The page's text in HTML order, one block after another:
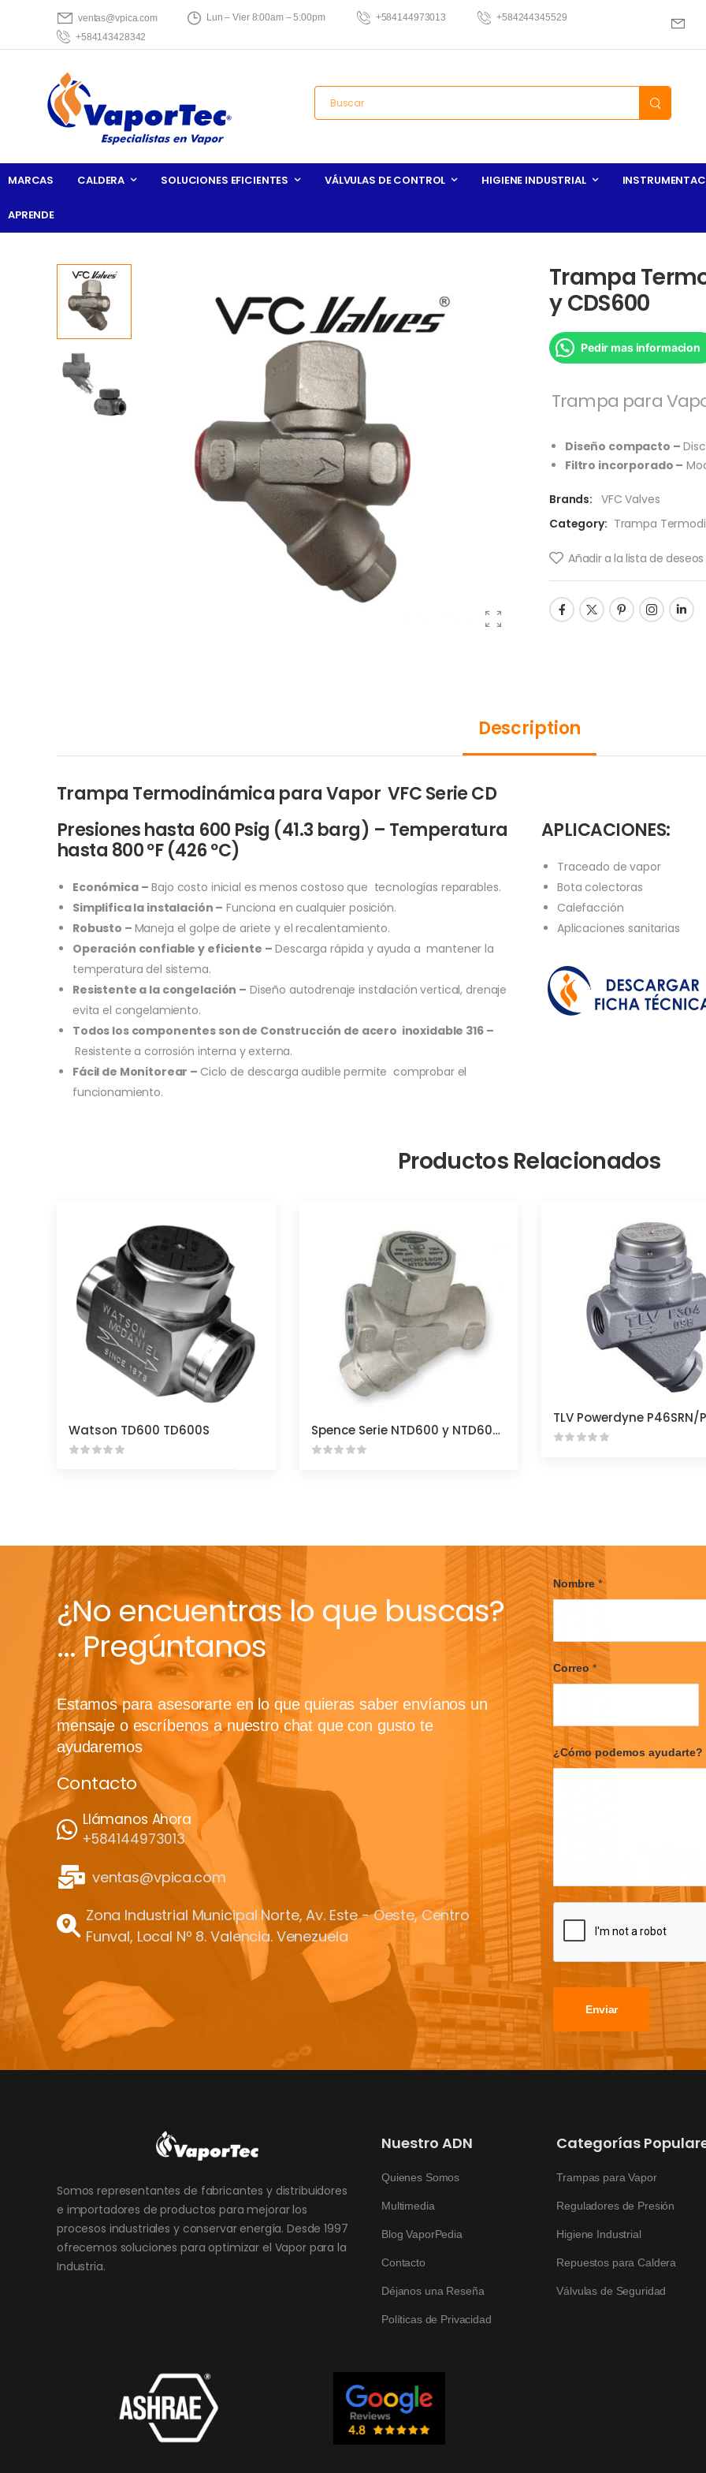
ventas@vpica.com Lun – Vier 8:00am – 5:00pm +584144973013
+584244345529
+584143428342
MARCAS CALDERA SOLUCIONES EFICIENTES VÁLVULAS DE CONTROL HIGIENE INDUSTRIAL
APRENDE
Trampa
y CDS600
Pedir mas informacion
Trampa para
Diseño compacto –
Filtro incorporado –
Brands: VFC Valves
Category: Trampa
Añadir a la lista de deseos
Description
Trampa Termodinámica para Vapor VFC Serie CD
Presiones hasta 600 Psig (41.3 barg) – Temperatura
hasta 800 ºF (426 ºC)
Económica – Bajo costo inicial es menos costoso que tecnologías reparables.
Simplifica la instalación – Funciona en cualquier posición.
Robusto – Maneja el golpe de ariete y el recalentamiento.
Operación confiable y eficiente – Descarga rápida y ayuda a mantener la
temperatura del sistema.
Resistente a la congelación – Diseño autodrenaje instalación vertical, drenaje
evita el congelamiento.
Todos los componentes son de Construcción de acero inoxidable 316 –
Resistente a corrosión interna y externa.
Fácil de Monitorear – Ciclo de descarga audible permite comprobar el
funcionamiento.
APLICACIONES:
Traceado de vapor
Bota colectoras
Calefacción
Aplicaciones sanitarias
Productos Relacionados
Watson TD600 TD600S Spence Serie NTD600 y NTD600S
¿No encuentras lo que buscas?
... Pregúntanos
Estamos para asesorarte en lo que quieras saber envíanos un
mensaje o escríbenos a nuestro chat que con gusto te
ayudaremos
Contacto
Llámanos Ahora
+584144973013
ventas@vpica.com
Zona Industrial Municipal Norte, Av. Este - Oeste, Centro
Funval, Local Nº 8. Valencia. Venezuela
Nombre *
r
s
Correo *
¿Cómo podemos ayudarte?
Enviar
Somos representantes de fabricantes y distribuidores
e importadores de productos para mejorar los
procesos industriales y conservar energía. Desde 1997
ofrecemos soluciones para optimizar el Vapor para la
Industria.
Nuestro ADN
Quienes Somos
Multimedia
Blog VaporPedia
Contacto
Déjanos una Reseña
Políticas de Privacidad
Categorías
Trampas para Vapor
Reguladores de Presión
Higiene Industrial
Repuestos para Caldera
Válvulas de Seguridad